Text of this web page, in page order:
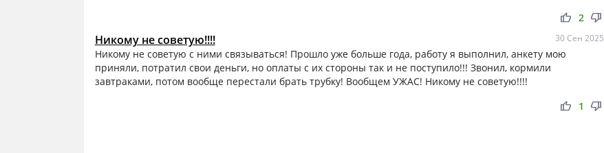
thumb_up thumb_down
2
Никому не советую!!!! 30 Сен 2025
Никому не советую с ними связываться! Прошло уже больше года, работу я выполнил, анкету мою
приняли, потратил свои деньги, но оплаты с их стороны так и не поступило!!! Звонил, кормили
завтраками, потом вообще перестали брать трубку! Вообщем УЖАС! Никому не советую!!!!
thumb_up thumb_down
1